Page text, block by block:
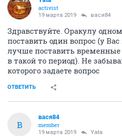
activist
19 марта 2019 вася84
Здравствуйте. Оракулу
поставить один вопрос (у Вас
лучше поставить временные
в такой то период). Не
которого задаете вопрос
ОТВЕТИТЬ
В
вася84
member
19 марта 2019 Yata